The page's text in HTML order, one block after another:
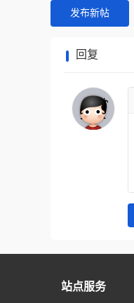
发布新帖
回复
站点服务